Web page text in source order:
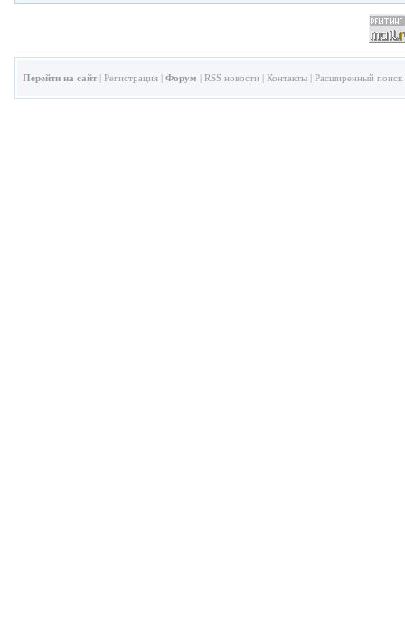
Перейти на сайт | Регистрация | Форум | RSS новости | Контакты | Расширенный поиск